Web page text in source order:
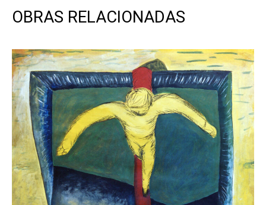
OBRAS RELACIONADAS